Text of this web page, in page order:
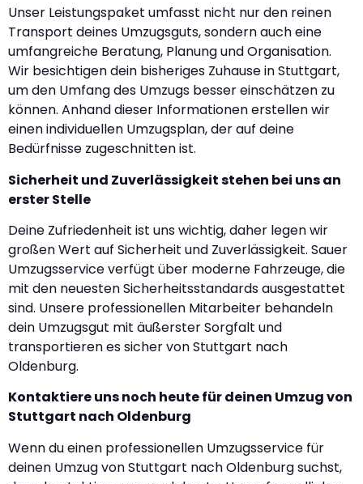
Unser Leistungspaket umfasst nicht nur den reinen
Transport deines Umzugsguts, sondern auch eine
umfangreiche Beratung, Planung und Organisation.
Wir besichtigen dein bisheriges Zuhause in Stuttgart,
um den Umfang des Umzugs besser einschätzen zu
können. Anhand dieser Informationen erstellen wir
einen individuellen Umzugsplan, der auf deine
Bedürfnisse zugeschnitten ist.
Sicherheit und Zuverlässigkeit stehen bei uns an
erster Stelle
Deine Zufriedenheit ist uns wichtig, daher legen wir
großen Wert auf Sicherheit und Zuverlässigkeit. Sauer
Umzugsservice verfügt über moderne Fahrzeuge, die
mit den neuesten Sicherheitsstandards ausgestattet
sind. Unsere professionellen Mitarbeiter behandeln
dein Umzugsgut mit äußerster Sorgfalt und
transportieren es sicher von Stuttgart nach
Oldenburg.
Kontaktiere uns noch heute für deinen Umzug von
Stuttgart nach Oldenburg
Wenn du einen professionellen Umzugsservice für
deinen Umzug von Stuttgart nach Oldenburg suchst,